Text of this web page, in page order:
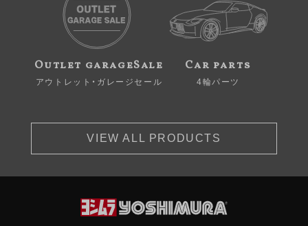
Outlet garageSale
アウトレット・ガレージセール
Car parts
4輪パーツ
VIEW ALL PRODUCTS